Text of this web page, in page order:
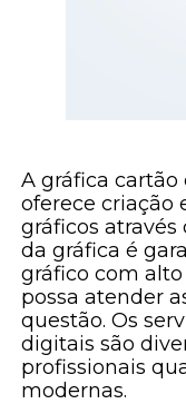
A gráfica
oferece criação
gráficos
da gráfica é
gráfico com
possa atender
questão. Os
digitais são
profissionais
modernas.